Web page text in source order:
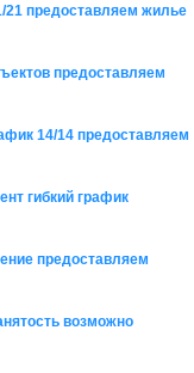
21 предоставляем жилье
предоставляем
14/14 предоставляем
гибкий график
предоставляем
возможно